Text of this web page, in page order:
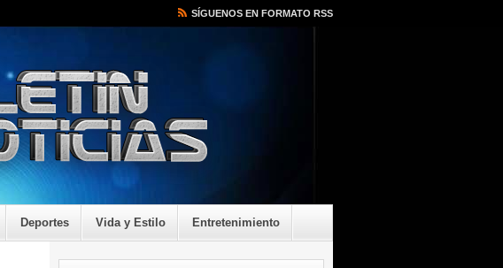
SÍGUENOS EN FORMATO RSS
Deportes Vida y Estilo Entretenimiento